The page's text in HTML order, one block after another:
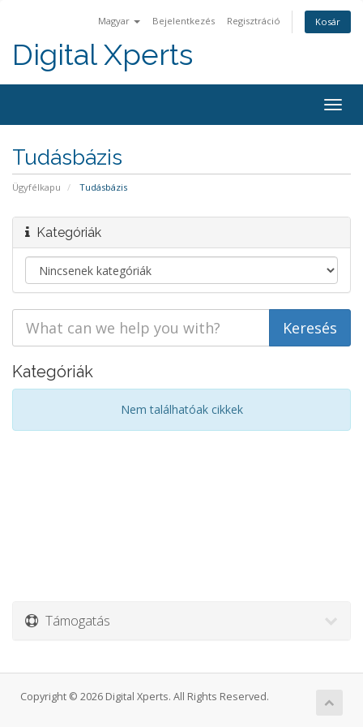
Magyar Bejelentkezés Regisztráció Kosár
Digital Xperts
Tudásbázis
Ügyfélkapu Tudásbázis
Kategóriák
Kategóriák
Nem találhatóak cikkek
Támogatás
Copyright © 2026 Digital Xperts. All Rights Reserved.